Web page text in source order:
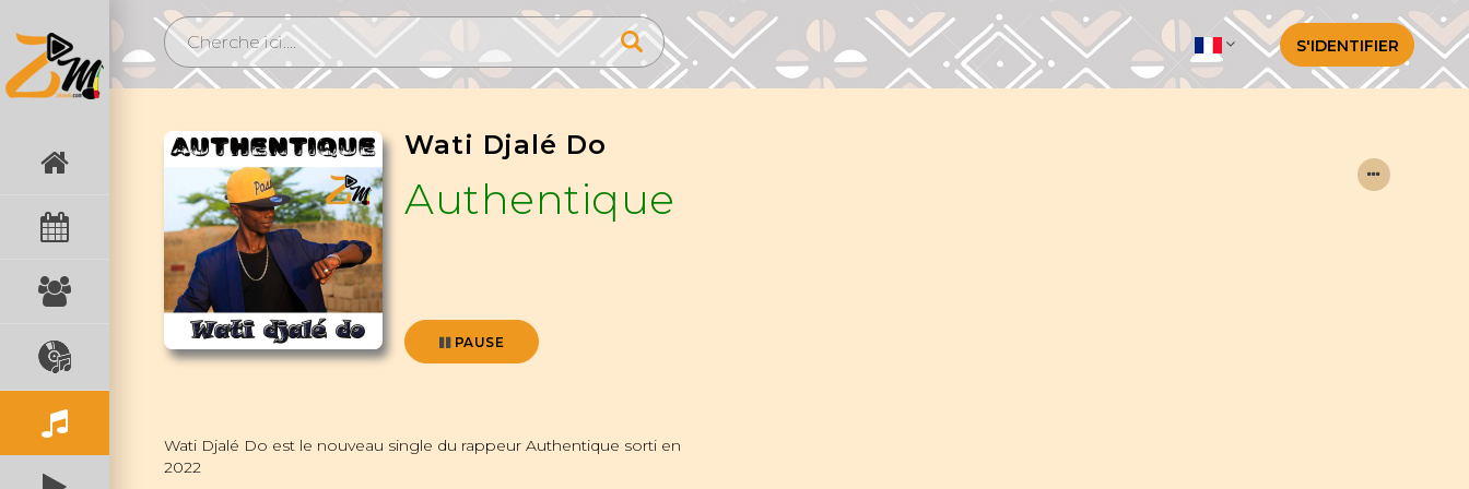
S'IDENTIFIER
Wati Djalé Do
Authentique
PAUSE
Wati Djalé Do est le nouveau single du rappeur Authentique sorti en
2022